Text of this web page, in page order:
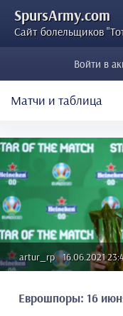
SpursArmy.com
Сайт болельщиков
Войти в
Матчи и таблица
artur_rp 16.06.2021
Еврошпоры: 16